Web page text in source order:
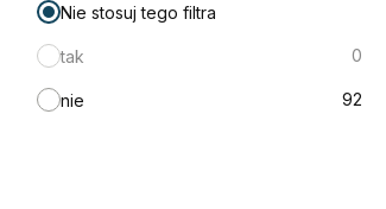
Nie stosuj tego filtra
tak 0
nie 92